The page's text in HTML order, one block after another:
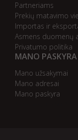
Partneriams
Prekių matavimo
Importas ir
Asmens duomenų
Privatumo politika
MANO PASKYRA
Mano užsakymai
Mano adresai
Mano paskyra